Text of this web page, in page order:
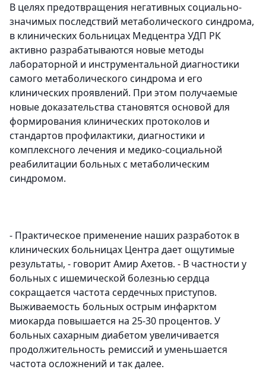
В целях предотвращения негативных социально-
значимых последствий метаболического синдрома,
в клинических больницах Медцентра УДП РК
активно разрабатываются новые методы
лабораторной и инструментальной диагностики
самого метаболического синдрома и его
клинических проявлений. При этом получаемые
новые доказательства становятся основой для
формирования клинических протоколов и
стандартов профилактики, диагностики и
комплексного лечения и медико-социальной
реабилитации больных с метаболическим
синдромом.
- Практическое применение наших разработок в
клинических больницах Центра дает ощутимые
результаты, - говорит Амир Ахетов. - В частности у
больных с ишемической болезнью сердца
сокращается частота сердечных приступов.
Выживаемость больных острым инфарктом
миокарда повышается на 25-30 процентов. У
больных сахарным диабетом увеличивается
продолжительность ремиссий и уменьшается
частота осложнений и так далее.